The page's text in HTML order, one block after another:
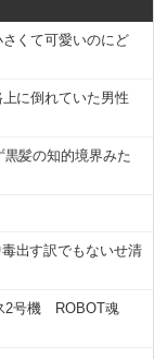
くて可愛いのにど
に倒れていた男性
髪の知的境界みた
出す訳でもないせ清
2号機 ROBOT魂